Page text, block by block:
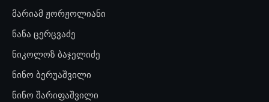
მარიამ ჟორჟოლიანი
ნანა ცერცვაძე
ნიკოლოზ ბაჯელიძე
ნინო ბერუაშვილი
ნინო შარიფაშვილი